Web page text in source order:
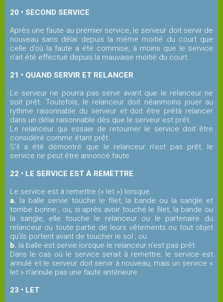
20 • SECOND SERVICE
Après une faute au premier service, le serveur doit servir de
nouveau sans délai depuis la même moitié du court que
celle d’où la faute a été commise, à moins que le service
n’ait été effectué depuis la mauvaise moitié du court.
21 • QUAND SERVIR ET RELANCER
Le serveur ne pourra pas servir avant que le relanceur ne
soit prêt. Toutefois, le relanceur doit néanmoins jouer au
rythme raisonnable du serveur et doit être prêtà relancer
dans un délai raisonnable dès que le serveur est prêt.
Le relanceur qui essaie de retourner le service doit être
considéré comme étant prêt.
S’il a été démontré que le relanceur n’est pas prêt, le
service ne peut être annoncé faute.
22 • LE SERVICE EST À REMETTRE
Le service est à remettre (« let ») lorsque :
a. la balle servie touche le filet, la bande ou la sangle et
tombe bonne ; ou, si après avoir touché le filet, la bande ou
la sangle, elle touche le relanceur ou le partenaire du
relanceur ou toute partie de leurs vêtements ou tout objet
qu’ils portent avant de toucher le sol ; ou
b. la balle est servie lorsque le relanceur n’est pas prêt.
Dans le cas où le service serait à remettre, le service est
annulé et le serveur doit servir à nouveau, mais un service «
let » n’annule pas une faute antérieure.
23 • LET